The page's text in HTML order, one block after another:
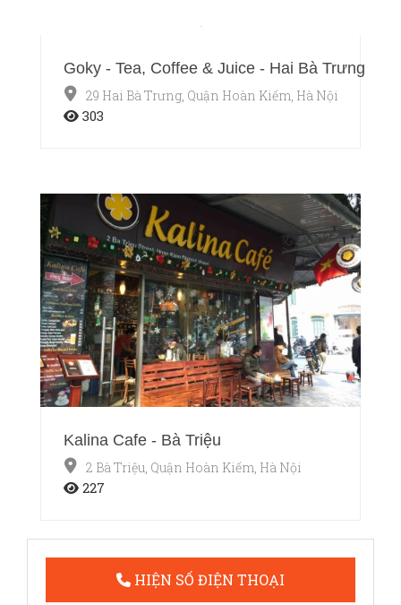
Goky - Tea, Coffee & Juice - Hai Bà Trưng
29 Hai Bà Trưng, Quận Hoàn Kiếm, Hà Nội
303
Kalina Cafe - Bà Triệu
2 Bà Triệu, Quận Hoàn Kiếm, Hà Nội
227
HIỆN SỐ ĐIỆN THOẠI